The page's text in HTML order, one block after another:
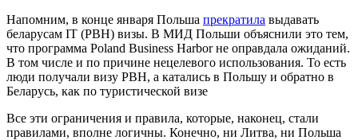
Напомним, в конце января Польша прекратила выдавать
беларусам IT (PBH) визы. В МИД Польши объяснили это тем,
что программа Poland Business Harbor не оправдала ожиданий.
В том числе и по причине нецелевого использования. То есть
люди получали визу PBH, а катались в Польшу и обратно в
Беларусь, как по туристической визе
Все эти ограничения и правила, которые, наконец, стали
правилами, вполне логичны. Конечно, ни Литва, ни Польша